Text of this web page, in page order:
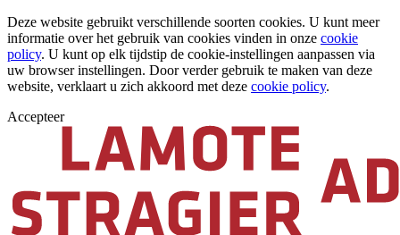
Deze website gebruikt verschillende soorten cookies. U kunt meer
informatie over het gebruik van cookies vinden in onze cookie
policy. U kunt op elk tijdstip de cookie-instellingen aanpassen via
uw browser instellingen. Door verder gebruik te maken van deze
website, verklaart u zich akkoord met deze cookie policy.
Accepteer